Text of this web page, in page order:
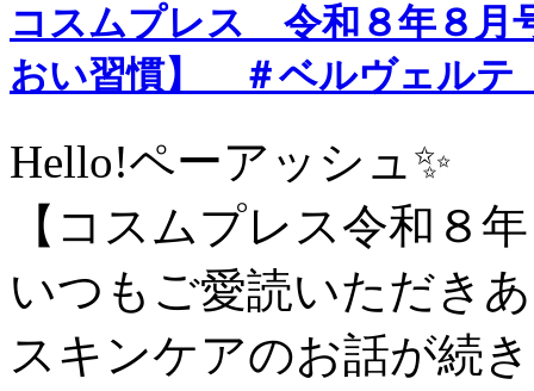
コスムプレス 令和８年８月
おい習慣】 ＃ベルヴェルテ
Hello!ペーアッシュ✨
【コスムプレス令和８
いつもご愛読いただき
スキンケアのお話が続